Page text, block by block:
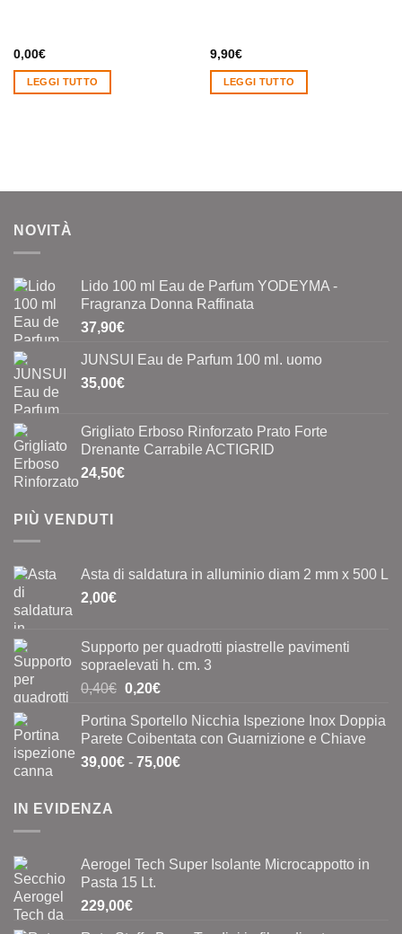
0,00€
LEGGI TUTTO
9,90€
LEGGI TUTTO
NOVITÀ
Lido 100 ml Eau de Parfum YODEYMA -
Fragranza Donna Raffinata
37,90€
JUNSUI Eau de Parfum 100 ml. uomo
35,00€
Grigliato Erboso Rinforzato Prato Forte
Drenante Carrabile ACTIGRID
24,50€
PIÙ VENDUTI
Asta di saldatura in alluminio diam 2 mm x 500 L
2,00€
Supporto per quadrotti piastrelle pavimenti
sopraelevati h. cm. 3
0,40€ Il
originale
era:
0,40€.
0,20€Il
attuale
è:
0,20€.
Portina Sportello Nicchia Ispezione Inox Doppia
Parete Coibentata con Guarnizione e Chiave
39,00€ - 75,00€Fascia
75,00€
IN EVIDENZA
Aerogel Tech Super Isolante Microcappotto in
Pasta 15 Lt.
229,00€